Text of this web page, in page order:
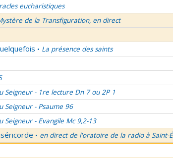
eucharistiques
de la Transfiguration, en direct
• La présence des saints
Seigneur - 1re lecture Dn 7 ou 2P 1
Seigneur - Psaume 96
Seigneur - Evangile Mc 9,2-13
• en direct de l'oratoire de la radio à Saint-